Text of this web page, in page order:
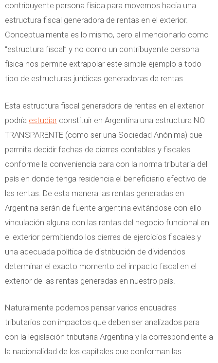
contribuyente persona física para movernos hacia una
estructura fiscal generadora de rentas en el exterior.
Conceptualmente es lo mismo, pero el mencionarlo como
“estructura fiscal” y no como un contribuyente persona
física nos permite extrapolar este simple ejemplo a todo
tipo de estructuras jurídicas generadoras de rentas.
Esta estructura fiscal generadora de rentas en el exterior
podría estudiar constituir en Argentina una estructura NO
TRANSPARENTE (como ser una Sociedad Anónima) que
permita decidir fechas de cierres contables y fiscales
conforme la conveniencia para con la norma tributaria del
país en donde tenga residencia el beneficiario efectivo de
las rentas. De esta manera las rentas generadas en
Argentina serán de fuente argentina evitándose con ello
vinculación alguna con las rentas del negocio funcional en
el exterior permitiendo los cierres de ejercicios fiscales y
una adecuada política de distribución de dividendos
determinar el exacto momento del impacto fiscal en el
exterior de las rentas generadas en nuestro país.
Naturalmente podemos pensar varios encuadres
tributarios con impactos que deben ser analizados para
con la legislación tributaria Argentina y la correspondiente a
la nacionalidad de los capitales que conforman las